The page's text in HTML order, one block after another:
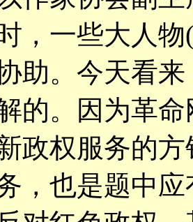
，一些大人
助。今天看
的。因为革
政权服务的
，也是题中